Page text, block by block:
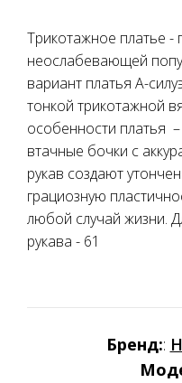
Трикотажное платье -
неослабевающей
вариант платья А-
тонкой трикотажной
особенности платья
втачные бочки с
рукав создают
грациозную
любой случай жизни.
рукава - 61
Бренд::